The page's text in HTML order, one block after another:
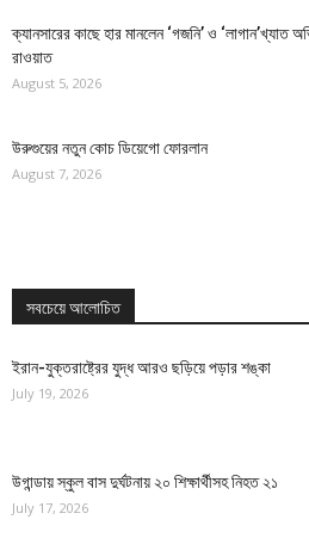
ক্যানসারের কাছে হার মানলেন ‘গজনি’ ও ‘লাগান’খ্যাত
রাওয়াত
August 5, 2026
উরুগুয়ের নতুন কোচ ডিয়েগো ফোরলান
August 7, 2026
সবচেয়ে আলোচিত
ইরান-যুক্তরাষ্ট্রের যুদ্ধ আরও ছড়িয়ে পড়ার শঙ্কা
July 19, 2026
উগান্ডায় স্কুল বাস দুর্ঘটনায় ২০ শিক্ষার্থীসহ নিহত ২১
July 17, 2026